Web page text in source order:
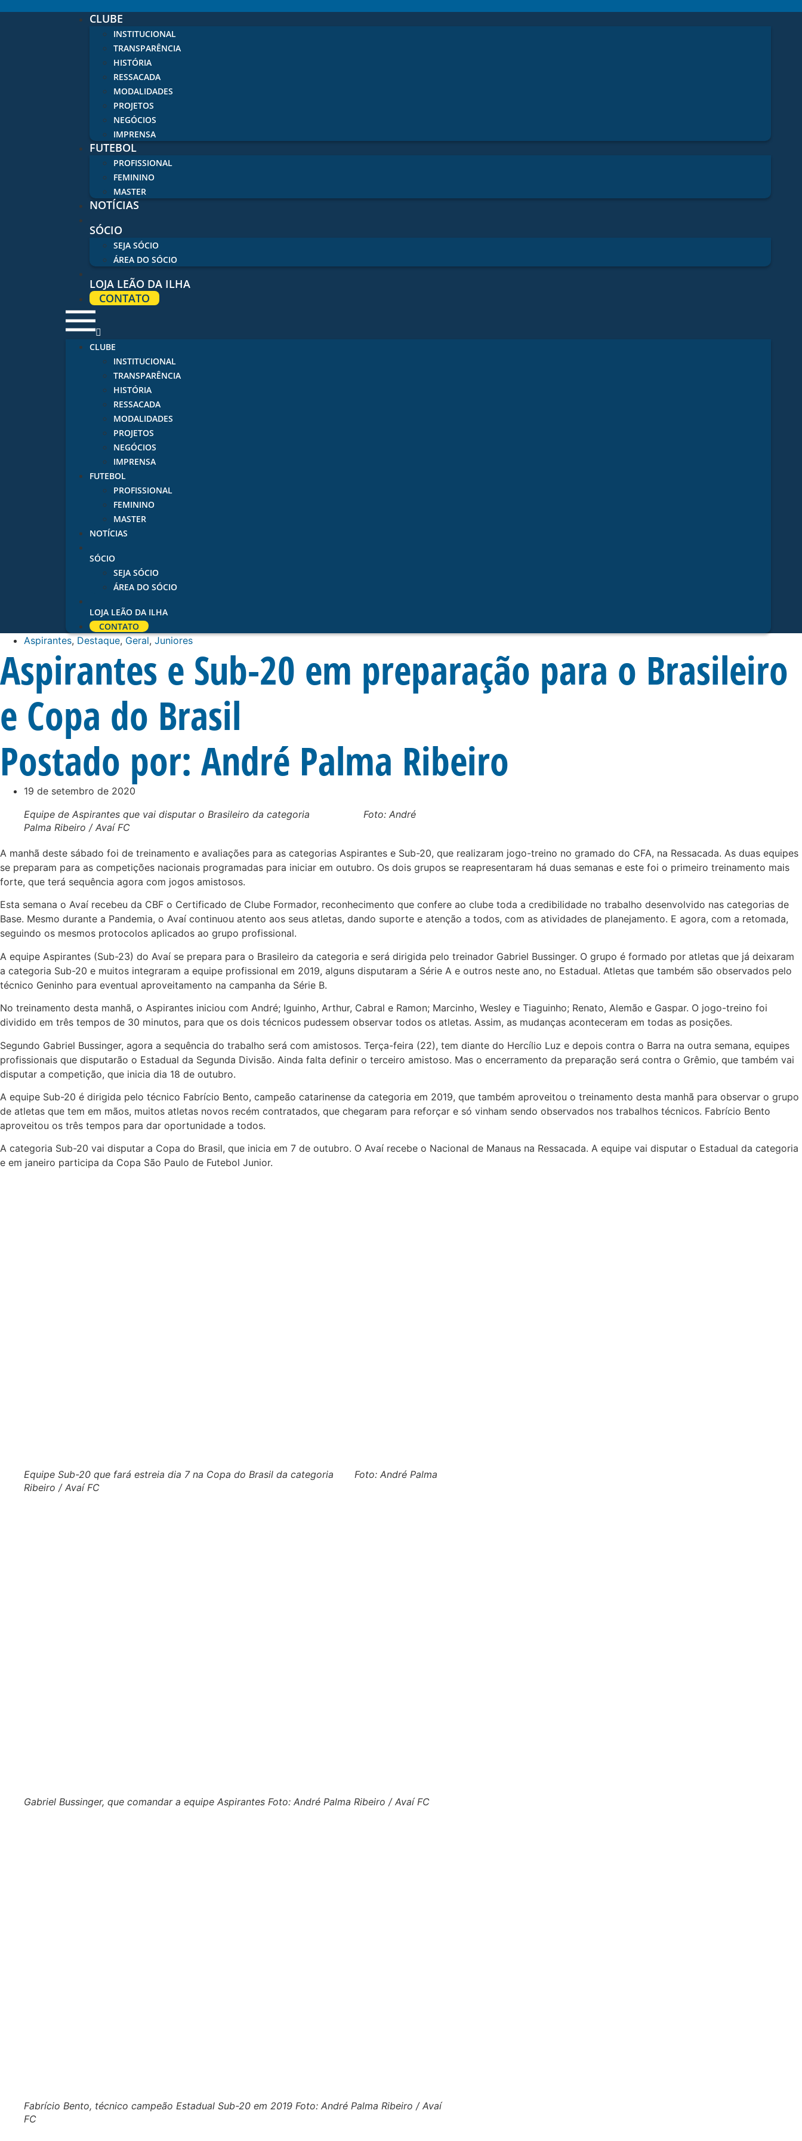
CLUBE
INSTITUCIONAL
TRANSPARÊNCIA
HISTÓRIA
RESSACADA
MODALIDADES
PROJETOS
NEGÓCIOS
IMPRENSA
FUTEBOL
PROFISSIONAL
FEMININO
MASTER
NOTÍCIAS
SÓCIO
SEJA SÓCIO
ÁREA DO SÓCIO
LOJA LEÃO DA ILHA
CONTATO
CLUBE
INSTITUCIONAL
TRANSPARÊNCIA
HISTÓRIA
RESSACADA
MODALIDADES
PROJETOS
NEGÓCIOS
IMPRENSA
FUTEBOL
PROFISSIONAL
FEMININO
MASTER
NOTÍCIAS
SÓCIO
SEJA SÓCIO
ÁREA DO SÓCIO
LOJA LEÃO DA ILHA
CONTATO
Aspirantes, Destaque, Geral, Juniores
Aspirantes e Sub-20 em preparação para o Brasileiro
e Copa do Brasil
Postado por: André Palma Ribeiro
19 de setembro de 2020
Equipe de Aspirantes que vai disputar o Brasileiro da categoria Foto: André
Palma Ribeiro / Avaí FC
A manhã deste sábado foi de treinamento e avaliações para as categorias Aspirantes e Sub-20, que realizaram jogo-treino no gramado do CFA, na Ressacada. As duas equipes
se preparam para as competições nacionais programadas para iniciar em outubro. Os dois grupos se reapresentaram há duas semanas e este foi o primeiro treinamento mais
forte, que terá sequência agora com jogos amistosos.
Esta semana o Avaí recebeu da CBF o Certificado de Clube Formador, reconhecimento que confere ao clube toda a credibilidade no trabalho desenvolvido nas categorias de
Base. Mesmo durante a Pandemia, o Avaí continuou atento aos seus atletas, dando suporte e atenção a todos, com as atividades de planejamento. E agora, com a retomada,
seguindo os mesmos protocolos aplicados ao grupo profissional.
A equipe Aspirantes (Sub-23) do Avaí se prepara para o Brasileiro da categoria e será dirigida pelo treinador Gabriel Bussinger. O grupo é formado por atletas que já deixaram
a categoria Sub-20 e muitos integraram a equipe profissional em 2019, alguns disputaram a Série A e outros neste ano, no Estadual. Atletas que também são observados pelo
técnico Geninho para eventual aproveitamento na campanha da Série B.
No treinamento desta manhã, o Aspirantes iniciou com André; Iguinho, Arthur, Cabral e Ramon; Marcinho, Wesley e Tiaguinho; Renato, Alemão e Gaspar. O jogo-treino foi
dividido em três tempos de 30 minutos, para que os dois técnicos pudessem observar todos os atletas. Assim, as mudanças aconteceram em todas as posições.
Segundo Gabriel Bussinger, agora a sequência do trabalho será com amistosos. Terça-feira (22), tem diante do Hercílio Luz e depois contra o Barra na outra semana, equipes
profissionais que disputarão o Estadual da Segunda Divisão. Ainda falta definir o terceiro amistoso. Mas o encerramento da preparação será contra o Grêmio, que também vai
disputar a competição, que inicia dia 18 de outubro.
A equipe Sub-20 é dirigida pelo técnico Fabrício Bento, campeão catarinense da categoria em 2019, que também aproveitou o treinamento desta manhã para observar o grupo
de atletas que tem em mãos, muitos atletas novos recém contratados, que chegaram para reforçar e só vinham sendo observados nos trabalhos técnicos. Fabrício Bento
aproveitou os três tempos para dar oportunidade a todos.
A categoria Sub-20 vai disputar a Copa do Brasil, que inicia em 7 de outubro. O Avaí recebe o Nacional de Manaus na Ressacada. A equipe vai disputar o Estadual da categoria
e em janeiro participa da Copa São Paulo de Futebol Junior.
Equipe Sub-20 que fará estreia dia 7 na Copa do Brasil da categoria Foto: André Palma
Ribeiro / Avaí FC
Gabriel Bussinger, que comandar a equipe Aspirantes Foto: André Palma Ribeiro / Avaí FC
Fabrício Bento, técnico campeão Estadual Sub-20 em 2019 Foto: André Palma Ribeiro / Avaí
FC